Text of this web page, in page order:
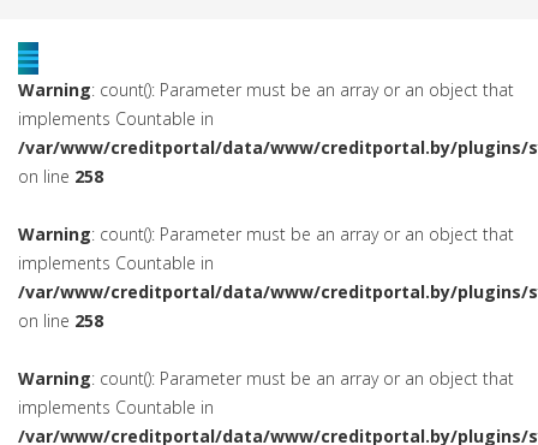
Warning: count(): Parameter must be an array or an object that
implements Countable in
/var/www/creditportal/data/www/creditportal.by/plugins/
on line 258
Warning: count(): Parameter must be an array or an object that
implements Countable in
/var/www/creditportal/data/www/creditportal.by/plugins/
on line 258
Warning: count(): Parameter must be an array or an object that
implements Countable in
/var/www/creditportal/data/www/creditportal.by/plugins/